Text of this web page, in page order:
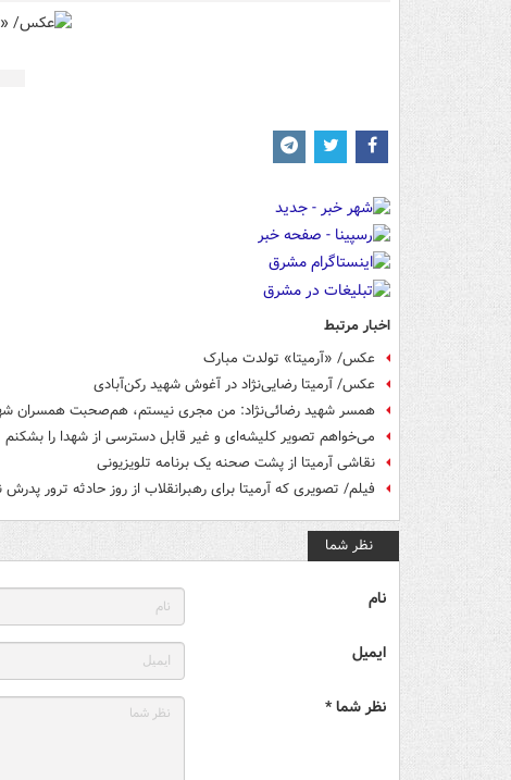
اخبار مرتبط
عکس/ «آرميتا» تولدت مبارک
عکس/ آرمیتا رضایی‌نژاد در آغوش شهید رکن‌آبادی
همسر شهید رضائی‌نژاد: من مجری نیستم، هم‌صحبت همسران
می‌خواهم تصویر کلیشه‌ای و غیر قابل دسترسی از شهدا را بشکنم
نقاشی آرمیتا از پشت صحنه یک برنامه تلویزیونی
فیلم/ تصويری كه آرميتا برای رهبرانقلاب از روز حادثه ترور
نظر شما
نام
ایمیل
نظر شما *